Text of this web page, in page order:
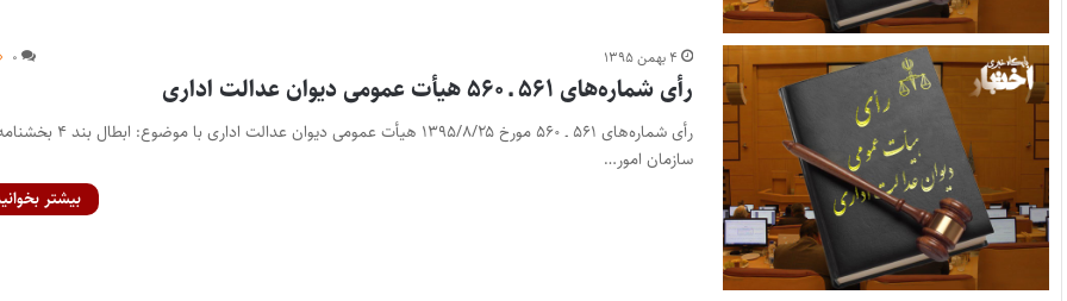
۴ بهمن ۱۳۹۵ ۰
رأی شماره‌های ۵۶۱ ـ ۵۶۰ هیأت عمومی دیوان عدالت اداری
رأی شماره‌های ۵۶۱ ـ ۵۶۰ مورخ ۱۳۹۵/۸/۲۵ هیأت عمومی دیوان عدالت اداری با موضوع: ابطال
سازمان امور…
بیشتر